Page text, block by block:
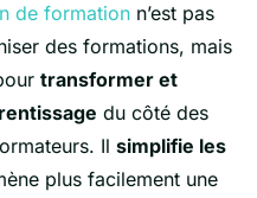
de formation n’est pas
des formations, mais
transformer et
du côté des
Il simplifie les
plus facilement une